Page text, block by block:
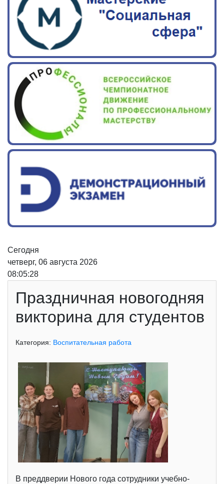
Сегодня
четверг, 06 августа 2026
08:05:28
Праздничная новогодняя
викторина для студентов
Категория: Воспитательная работа
В преддверии Нового года сотрудники учебно-